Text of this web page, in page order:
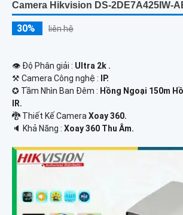
Camera Hikvision DS-2DE7A425IW-
30% liên hệ
👁 Độ Phân giải : Ultra 2k .
⚒ Camera Công nghệ :
IP.
✪ Tầm Nhìn Ban Đêm : Hồng Ngoại 150m
IR.
🐉️ Thiết Kế CameraXoay 360.
️🔈 Khả Năng : Xoay 360 Thu Âm.